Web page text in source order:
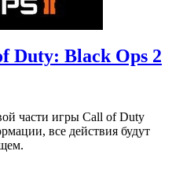
Duty: Black Ops 2
части игры Call of Duty
все действия будут